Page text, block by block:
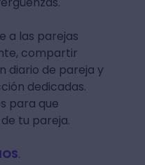
a las parejas
compartir
diario de pareja y
dedicadas.
para que
tu pareja.
.